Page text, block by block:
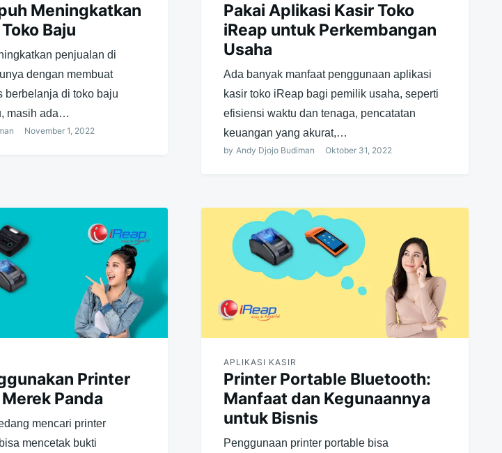
Meningkatkan
Baju
penjualan di
dengan membuat
berbelanja di toko baju
masih ada…
November 1, 2022
Pakai Aplikasi Kasir Toko
iReap untuk Perkembangan
Usaha
Ada banyak manfaat penggunaan aplikasi
kasir toko iReap bagi pemilik usaha, seperti
efisiensi waktu dan tenaga, pencatatan
keuangan yang akurat,…
by Andy Djojo Budiman Oktober 31, 2022
Printer
Panda
mencari printer
mencetak bukti
APLIKASI KASIR
Printer Portable Bluetooth:
Manfaat dan Kegunaannya
untuk Bisnis
Penggunaan printer portable bisa